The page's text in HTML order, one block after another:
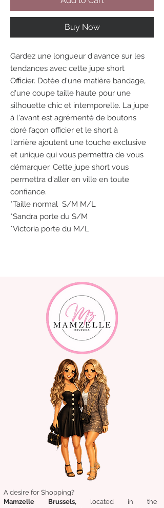
Buy Now
Gardez une longueur d'avance sur les
tendances avec cette jupe short
Officier. Dotée d'une matière bandage,
d'une coupe taille haute pour une
silhouette chic et intemporelle. La jupe
à l'avant est agrémenté de boutons
doré façon officier et le short à
l'arrière ajoutent une touche exclusive
et unique qui vous permettra de vous
démarquer. Cette jupe short vous
permettra d'aller en ville en toute
confiance.
*Taille normal S/M M/L
*Sandra porte du S/M
*Victoria porte du M/L
A desire for Shopping?
Mamzelle Brussels, located in the